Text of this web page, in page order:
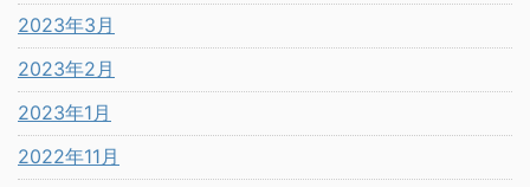
2023年3月
2023年2月
2023年1月
2022年11月